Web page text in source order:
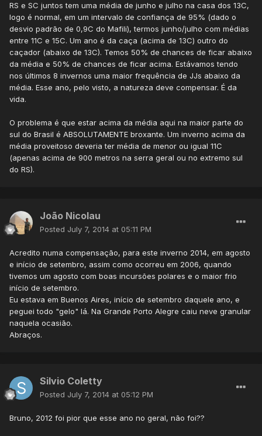
RS e SC juntos tem uma média de junho e julho na casa dos 13C,
logo é normal, em um intervalo de confiança de 95% (dado o
desvio padrão de 0,9C do Mafili), termos junho/julho com médias
entre 11C e 15C. Um ano é da caça (acima de 13C) outro do
caçador (abaixo de 13C). Temos 50% de chances de ficar abaixo
da média e 50% de chances de ficar acima. Estávamos tendo
nos últimos 8 invernos uma maior frequência de JJs abaixo da
média. Esse ano, pelo visto, a natureza deve compensar. É da
vida.
O problema é que estar acima da média aqui na maior parte do
sul do Brasil é ABSOLUTAMENTE broxante. Um inverno acima da
média proveitoso deveria ter média de menor ou igual 11C
(apenas acima de 900 metros na serra geral ou no extremo sul
do RS).
João Nicolau
Posted July 7, 2014 at 05:11 PM
Acredito numa compensação, para este inverno 2014, em agosto
e início de setembro, assim como ocorreu em 2006, quando
tivemos um agosto com boas incursões polares e o maior frio
início de setembro.
Eu estava em Buenos Aires, início de setembro daquele ano, e
peguei todo "gelo" lá. Na Grande Porto Alegre caiu neve granular
naquela ocasião.
Abraços.
Silvio Coletty
Posted July 7, 2014 at 05:12 PM
Bruno, 2012 foi pior que esse ano no geral, não foi??